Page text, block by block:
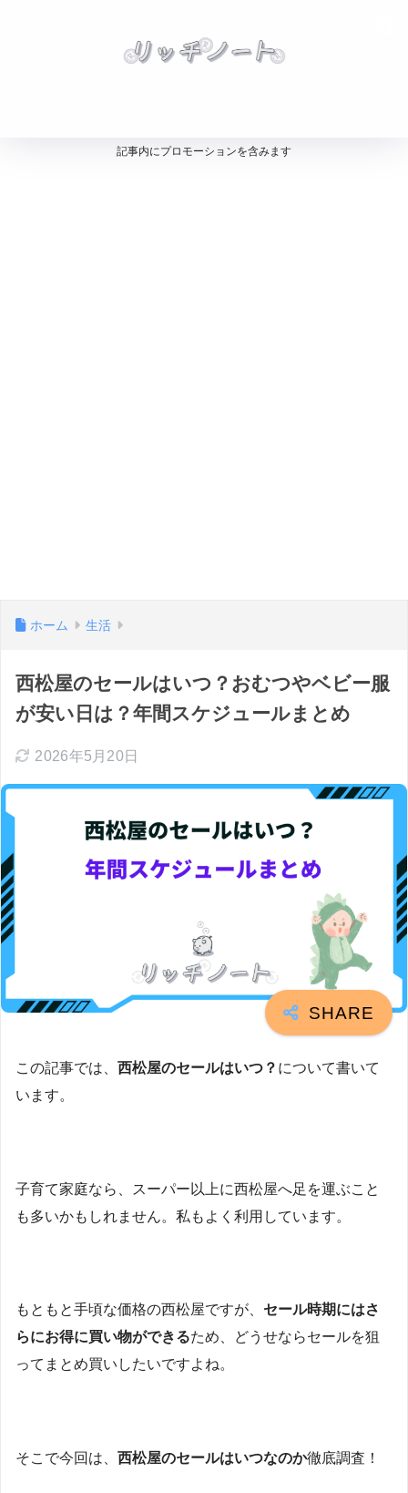
記事内にプロモーションを含みます
ホーム 生活
西松屋のセールはいつ？おむつやベビー服
が安い日は？年間スケジュールまとめ
2026年5月20日
この記事では、 西松屋のセールはいつ？ について書いて
います。
子育て家庭なら、スーパー以上に西松屋へ足を運ぶこと
も多いかもしれません。私もよく利用しています。
もともと手頃な価格の西松屋ですが、 セール時期にはさ
らにお得に買い物ができるため、どうせならセールを狙
ってまとめ買いしたいですよね。
そこで今回は、 西松屋のセールはいつなのか徹底調査！